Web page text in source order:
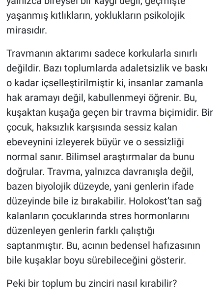
yaşanmış kıtlıkların, yoklukların psikolojik
mirasıdır.
Travmanın aktarımı sadece korkularla sınırlı
değildir. Bazı toplumlarda adaletsizlik ve baskı
o kadar içselleştirilmiştir ki, insanlar zamanla
hak aramayı değil, kabullenmeyi öğrenir. Bu,
kuşaktan kuşağa geçen bir travma biçimidir. Bir
çocuk, haksızlık karşısında sessiz kalan
ebeveynini izleyerek büyür ve o sessizliği
normal sanır. Bilimsel araştırmalar da bunu
doğrular. Travma, yalnızca davranışla değil,
bazen biyolojik düzeyde, yani genlerin ifade
düzeyinde bile iz bırakabilir. Holokost’tan sağ
kalanların çocuklarında stres hormonlarını
düzenleyen genlerin farklı çalıştığı
saptanmıştır. Bu, acının bedensel hafızasının
bile kuşaklar boyu sürebileceğini gösterir.
Peki bir toplum bu zinciri nasıl kırabilir?